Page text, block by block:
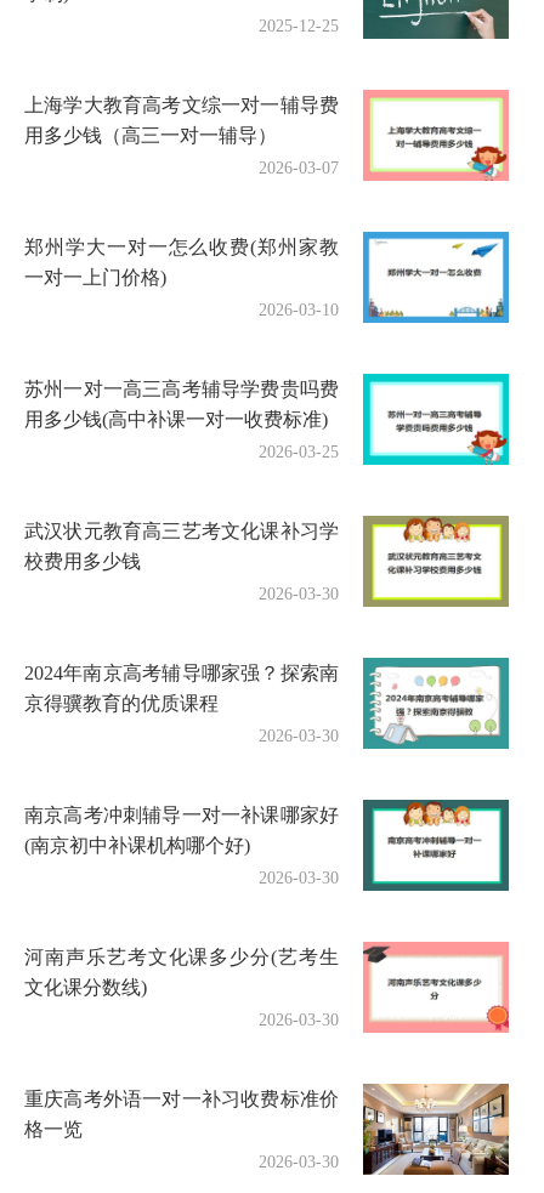
2025-12-25
上海学大教育高考文综一对一辅导费
用多少钱（高三一对一辅导）
2026-03-07
郑州学大一对一怎么收费(郑州家教
一对一上门价格)
2026-03-10
苏州一对一高三高考辅导学费贵吗费
用多少钱(高中补课一对一收费标准)
2026-03-25
武汉状元教育高三艺考文化课补习学
校费用多少钱
2026-03-30
2024年南京高考辅导哪家强？探索南
京得骥教育的优质课程
2026-03-30
南京高考冲刺辅导一对一补课哪家好
(南京初中补课机构哪个好)
2026-03-30
河南声乐艺考文化课多少分(艺考生
文化课分数线)
2026-03-30
重庆高考外语一对一补习收费标准价
格一览
2026-03-30